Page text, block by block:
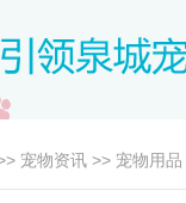
宠物资讯 >> 宠物用品